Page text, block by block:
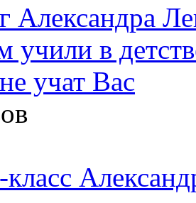
Александра
учили в
учат Вас